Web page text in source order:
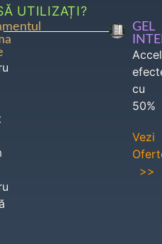
UTILIZAȚI?
GEL
cu
50%
Vezi
>>